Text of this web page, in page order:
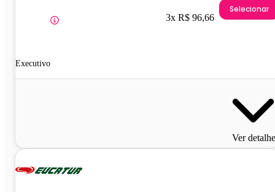
Executivo
3x R$ 96,66
Selecionar
Ver